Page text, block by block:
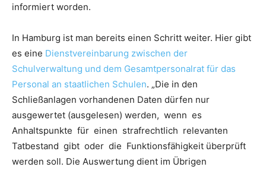
informiert worden.
In Hamburg ist man bereits einen Schritt weiter. Hier gibt
es eine Dienstvereinbarung zwischen der
Schulverwaltung und dem Gesamtpersonalrat für das
Personal an staatlichen Schulen. „Die in den
Schließanlagen vorhandenen Daten dürfen nur
ausgewertet (ausgelesen) werden, wenn es
Anhaltspunkte für einen strafrechtlich relevanten
Tatbestand gibt oder die Funktionsfähigkeit überprüft
werden soll. Die Auswertung dient im Übrigen